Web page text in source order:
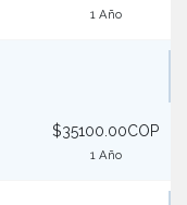
1 Año
$35100.00COP
1 Año